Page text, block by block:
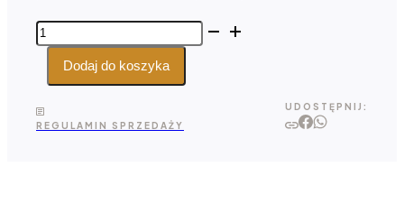
ilość
Vanilla
Custom
Gear
LegUp
-
Dodaj do koszyka
REGULAMIN SPRZEDAŻY
UDOSTĘPNIJ: